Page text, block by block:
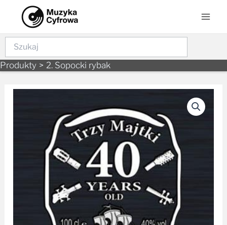
content
Szukaj
Produkty 2. Sopocki rybak